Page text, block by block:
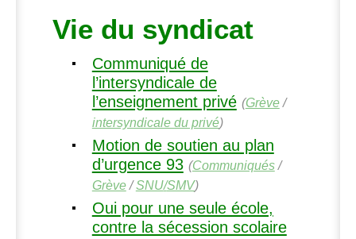
Vie du syndicat
Communiqué de
l’intersyndicale de
l’enseignement privé (Grève/
intersyndicale du privé)
Motion de soutien au plan
d’urgence 93 (Communiqués/
Grève/SNU/SMV)
Oui pour une seule école,
contre la sécession scolaire